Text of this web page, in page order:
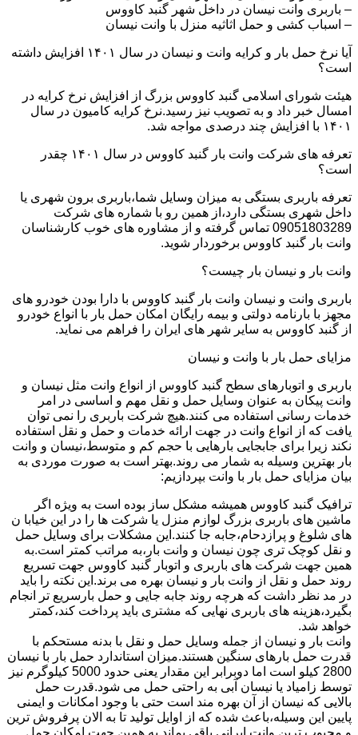
– باربری وانت نیسان در داخل شهر گنبد کاووس
– اسباب کشی و حمل اثاثیه منزل با وانت نیسان
آیا نرخ حمل بار و کرایه وانت و نیسان در سال ۱۴۰۱ افزایش داشته
است؟
هیئت شورای اسلامی گنبد کاووس بزرگ از افزایش نرخ کرایه در
امسال خبر داد و به تصویب نیز رسید.نرخ کرایه کامیون در سال
۱۴۰۱ با افزایش چند درصدی مواجه شد.
تعرفه های شرکت وانت بار گنبد کاووس در سال ۱۴۰۱ چقدر
است؟
تعرفه باربری بستگی به میزان وسایل شما،باربری برون شهری یا
داخل شهری بستگی دارد،از همین رو با شماره های شرکت
09051803289 تماس گرفته و از مشاوره های خوب کارشناسان
وانت بار گنبد کاووس برخوردار شوید.
وانت بار و نیسان بار چیست؟
باربری وانت و نیسان وانت بار گنبد کاووس با دارا بودن خودرو های
مجهز با بارنامه دولتی و بیمه رایگان امکان حمل بار با انواع خودرو
از گنبد کاووس به سایر شهر های ایران را فراهم می نماید.
مزایای حمل بار با وانت و نیسان
باربری و اتوبارهای سطح گنبد کاووس از انواع وانت مثل نیسان و
وانت پیکان به عنوان وسایل حمل و نقل مهم و اساسی در امر
خدمات رسانی استفاده می کنند.هیچ شرکت باربری را نمی توان
یافت که از انواع وانت در جهت ارائه خدمات و حمل و نقل استفاده
نکند زیرا برای جابجایی بارهایی با حجم کم و متوسط،نیسان و وانت
بار بهترین وسیله به شمار می روند.بهتر است به صورت موردی به
بیان مزایای حمل بار با وانت بپردازیم:
ترافیک گنبد کاووس همیشه مشکل ساز بوده است به ویژه اگر
ماشین های باربری بزرگ لوازم منزل یا شرکت ها را در این خیابا ن
های شلوغ و پرازدحام،جابه جا کنند.این مشکلات برای وسایل حمل
و نقل کوچک تری چون نیسان و وانت بار،به مراتب کمتر است.به
همین جهت شرکت های باربری و اتوبار گنبد کاووس جهت تسریع
روند حمل و نقل از وانت بار و نیسان بهره می برند.این نکته را باید
در مد نظر داشت که هرچه روند جابه جایی و حمل بارسریع تر انجام
بگیرد،هزینه های باربری نهایی که مشتری باید پرداخت کند،کمتر
خواهد شد.
وانت بار و نیسان از جمله وسایل حمل و نقل با بدنه مستحکم با
قدرت حمل بارهای سنگین هستند.میزان استاندارد حمل بار با نیسان
2800 کیلو است اما دوبرابر این مقدار یعنی حدود 5000 کیلوگرم نیز
توسط زامیاد یا نیسان آبی به راحتی حمل می شود.قدرت حمل
بالایی که نیسان از آن بهره مند است حتی با وجود امکانات و ایمنی
پایین این وسیله،باعث شده که از اوایل تولید تا به الان پرفروش ترین
و محبوب ترین وانت ایرانی باقی بماند.به همین جهت امکان حمل